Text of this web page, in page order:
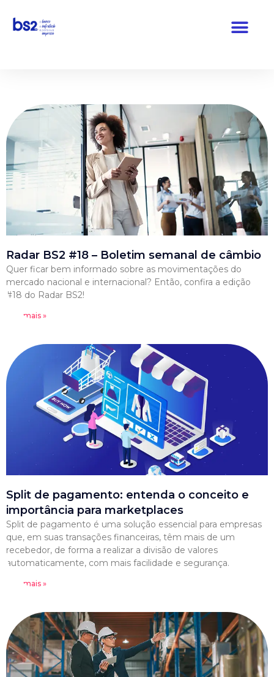
Pular
Radar BS2 #18 – Boletim semanal de câmbio
Quer ficar bem informado sobre as movimentações do
mercado nacional e internacional? Então, confira a edição
#18 do Radar BS2!
Leia mais »
Split de pagamento: entenda o conceito e
importância para marketplaces
Split de pagamento é uma solução essencial para empresas
que, em suas transações financeiras, têm mais de um
recebedor, de forma a realizar a divisão de valores
automaticamente, com mais facilidade e segurança.
Leia mais »